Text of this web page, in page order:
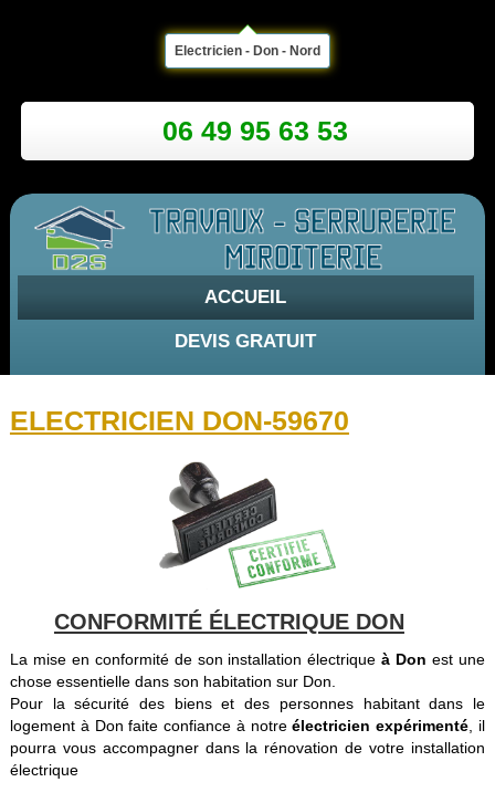
Electricien - Don - Nord
06 49 95 63 53
ACCUEIL
DEVIS GRATUIT
ELECTRICIEN DON-59670
CONFORMITÉ ÉLECTRIQUE DON
La mise en conformité de son installation électriqueà Don est une
chose essentielle dans son habitation sur Don.
Pour la sécurité des biens et des personnes habitant dans le
logement à Don faite confiance à notreélectricien expérimenté , il
pourra vous accompagner dans la rénovation de votre installation
électrique